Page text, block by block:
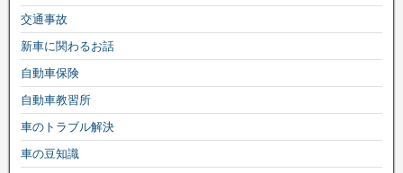
交通事故
新車に関わるお話
自動車保険
自動車教習所
車のトラブル解決
車の豆知識